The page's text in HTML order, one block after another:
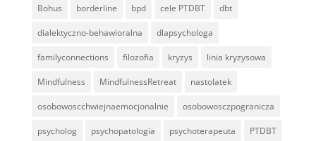
Bohus borderline bpd cele PTDBT dbt
dialektyczno-behawioralna dlapsychologa
familyconnections filozofia kryzys linia kryzysowa
Mindfulness MindfulnessRetreat nastolatek
osobowoscchwiejnaemocjonalnie osobowosczpogranicza
psycholog psychopatologia psychoterapeuta PTDBT